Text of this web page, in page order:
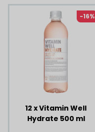
12 x Vitamin Well
Hydrate 500 ml
-16%